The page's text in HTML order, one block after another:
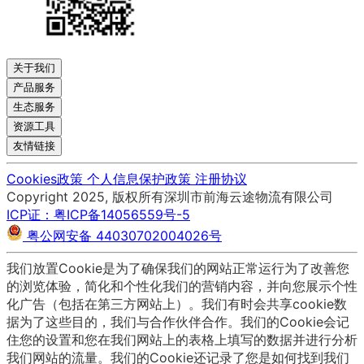
关于我们
产品服务
生态服务
资源工具
友情链接
Cookies政策 个人信息保护政策 注册协议
Copyright 2025, 版权所有深圳市前海云途物流有限公司
ICP证：粤ICP备14056559号-5
粤公网安备 44030702004026号
我们放置Cookie是为了确保我们的网站正常运行为了改善您
的浏览体验，简化和个性化我们的营销内容，并向您展示个性
化广告（包括在第三方网站上）。我们有时会共享cookie数
据为了这些目的，我们与合作伙伴合作。我们的Cookie会记
住您的设置和您在我们网站上的表格上填写的数据并进行分析
我们网站的流量。我们的Cookie还记录了您是如何找到我们